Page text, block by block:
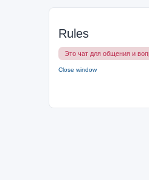
Rules
Это чат для общения и
Close window